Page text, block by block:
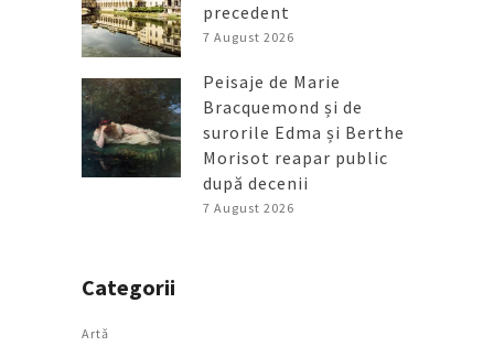
precedent
7 August 2026
Peisaje de Marie
Bracquemond și de
surorile Edma și Berthe
Morisot reapar public
după decenii
7 August 2026
Categorii
Artǎ